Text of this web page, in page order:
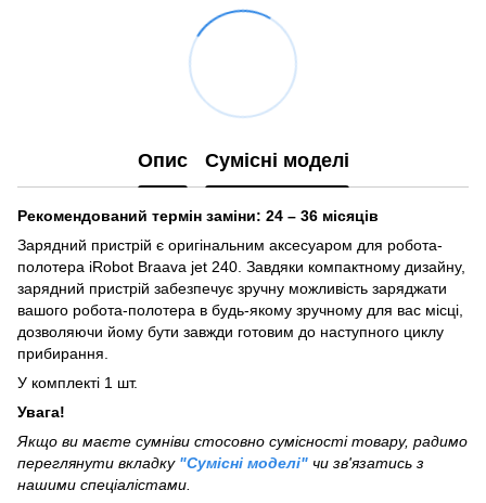
Опис Сумісні моделі
Рекомендований термін заміни: 24 – 36 місяців
Зарядний пристрій є оригінальним аксесуаром для робота-
полотера iRobot Braava jet 240. Завдяки компактному дизайну,
зарядний пристрій забезпечує зручну можливість заряджати
вашого робота-полотера в будь-якому зручному для вас місці,
дозволяючи йому бути завжди готовим до наступного циклу
прибирання.
У комплекті 1 шт.
Увага!
Якщо ви маєте сумніви стосовно сумісності товару, радимо
переглянути вкладку "Сумісні моделі" чи зв'язатись з
нашими спеціалістами.